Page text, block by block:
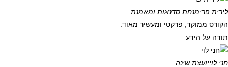
לירית פרימנחת סדנאות ומאמנת
הקורס ממוקד, פרקטי ומעשיר מאוד.
תודה על הידע
חני לוייועצת שינה